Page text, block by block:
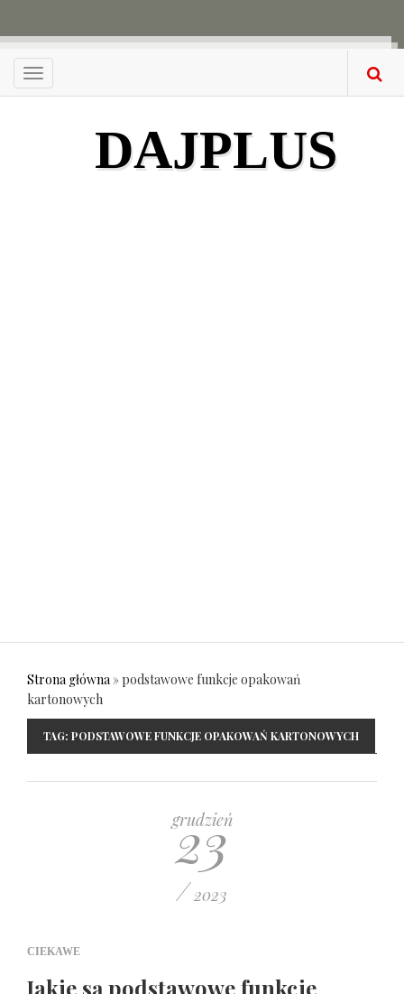
Menu
DAJPLUS
Strona główna» podstawowe funkcje opakowań
kartonowych
TAG: PODSTAWOWE FUNKCJE OPAKOWAŃ KARTONOWYCH
grudzień
23
/ 2023
CIEKAWE
Jakie są podstawowe funkcje